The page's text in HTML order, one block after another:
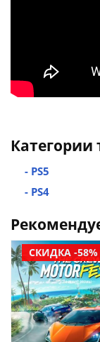
Категории
- PS5
- PS4
СКИДКА -58%